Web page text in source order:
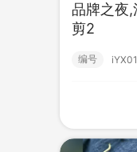
【百家号
品牌之夜
剪2
编号